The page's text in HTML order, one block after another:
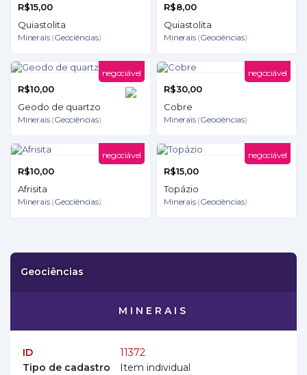
R$15,00
Quiastolita
Minerais(Geociências)
R$8,00
Quiastolita
Minerais(Geociências)
negociável
R$10,00
Geodo de quartzo
Minerais(Geociências)
negociável
R$30,00
Cobre
Minerais(Geociências)
negociável
R$10,00
Afrisita
Minerais(Geociências)
negociável
R$15,00
Topázio
Minerais(Geociências)
Geociências
MINERAIS
ID
11372
Tipo de cadastro
Item individual